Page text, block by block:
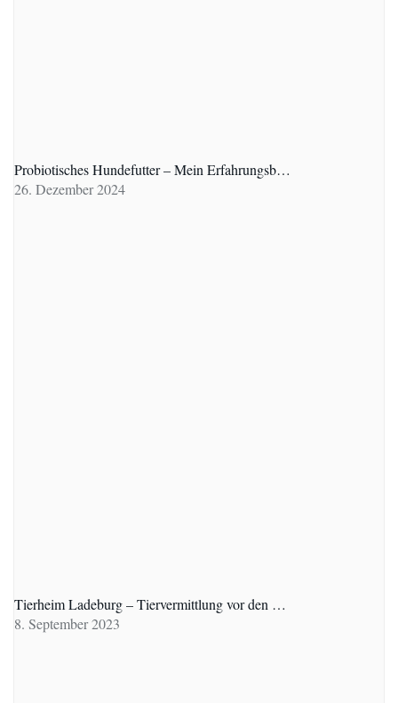
Probiotisches Hundefutter – Mein Erfahrungsb…
26. Dezember 2024
Tierheim Ladeburg – Tiervermittlung vor den …
8. September 2023